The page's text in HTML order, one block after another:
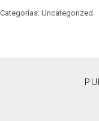
Categorías: Uncategorized